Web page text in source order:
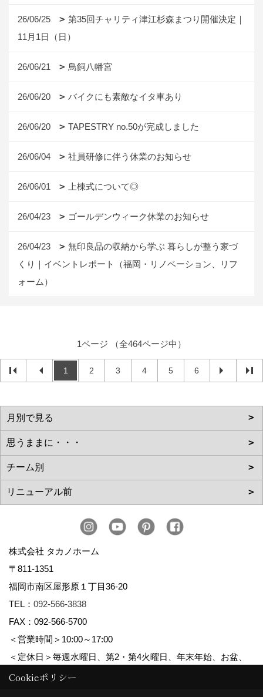
26/06/25
第35回チャリティ津江杉森まつり開催決定｜
11月1日（日）
26/06/21 鳥飼八幡宮
26/06/20 バイクにも素敵なイタ車あり
26/06/20 TAPESTRY no.50が完成しました
26/06/04 社員研修に伴う休業のお知らせ
26/06/01 上棟式について◎
26/04/23 ゴールデンウィーク休業のお知らせ
26/04/23
無印良品の収納から学ぶ 暮らしが整う家づ
くり｜イベントレポート（福岡・リノベーション、リフ
ォーム）
1ページ （全464ページ中）
1 2 3 4 5 6
株式会社 タカノホーム
〒811-1351
福岡市南区屋形原１丁目36-20
TEL： 092-566-3838
FAX：092-566-5700
＜営業時間＞10:00～17:00
＜定休日＞毎週水曜日、第2・第4火曜日、年末年始、お盆、
ゴールデンウィーク、夏季休暇
Cookieポリシー